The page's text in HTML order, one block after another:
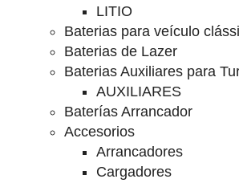
LITIO
Baterias para veículo
Baterias de Lazer
Baterias Auxiliares para
AUXILIARES
Baterías Arrancador
Accesorios
Arrancadores
Cargadores